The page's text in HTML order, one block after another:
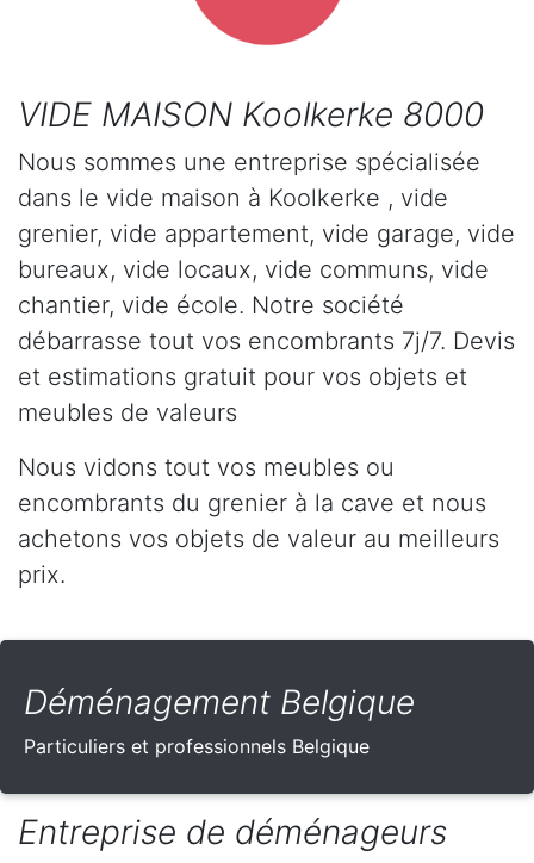
VIDE MAISON Koolkerke 8000
Nous sommes une entreprise spécialisée
dans le vide maison à Koolkerke , vide
grenier, vide appartement, vide garage, vide
bureaux, vide locaux, vide communs, vide
chantier, vide école. Notre société
débarrasse tout vos encombrants 7j/7. Devis
et estimations gratuit pour vos objets et
meubles de valeurs
Nous vidons tout vos meubles ou
encombrants du grenier à la cave et nous
achetons vos objets de valeur au meilleurs
prix.
Déménagement Belgique
Particuliers et professionnels Belgique
Entreprise de déménageurs